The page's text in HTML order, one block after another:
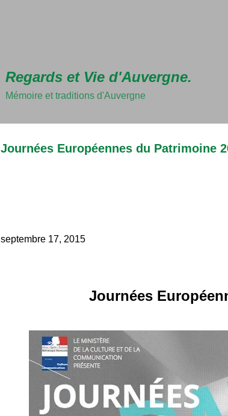
Regards et Vie d'Auvergne.
Mémoire et traditions d'Auvergne
Journées Européennes du Patrimoine
septembre 17, 2015
Journées